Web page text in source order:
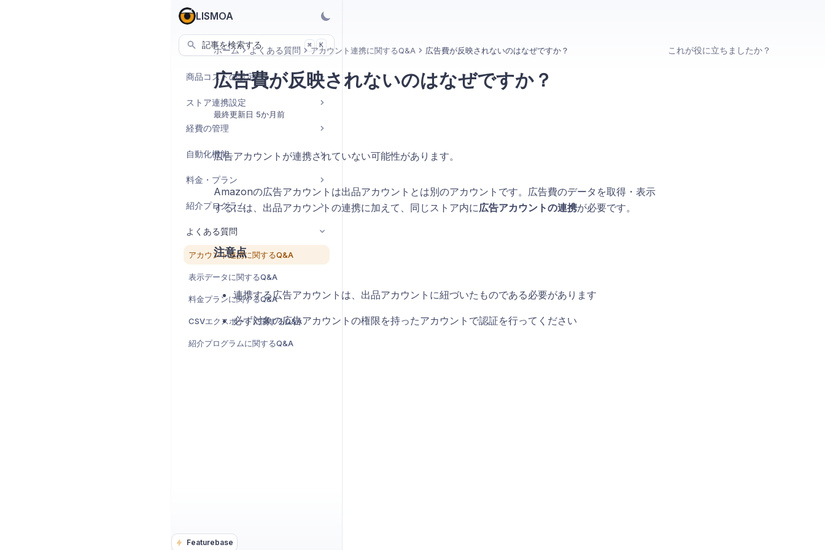
LISMOA
記事を検索する ⌘ K
Featurebase
商品コストの設定
ストア連携設定
経費の管理
自動化機能
料金・プラン
紹介プログラム
よくある質問
アカウント連携に関するQ&A
表示データに関するQ&A
料金プランに関するQ&A
CSVエクスポートに関するQ&A
紹介プログラムに関するQ&A
ホーム よくある質問 アカウント連携に関するQ&A 広告費が反映されないのはなぜですか？
広告費が反映されないのはなぜですか？
最終更新日 5か月前
広告アカウントが連携されていない可能性があります。
Amazonの広告アカウントは出品アカウントとは別のアカウントです。広告費のデータを取得・表示
するには、出品アカウントの連携に加えて、同じストア内に広告アカウントの連携が必要です。
注意点
連携する広告アカウントは、出品アカウントに紐づいたものである必要があります
必ず対象の広告アカウントの権限を持ったアカウントで認証を行ってください
これが役に立ちましたか？